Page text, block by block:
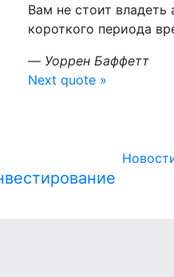
Вам не стоит владеть
короткого периода
— Уоррен Баффетт
Next quote »